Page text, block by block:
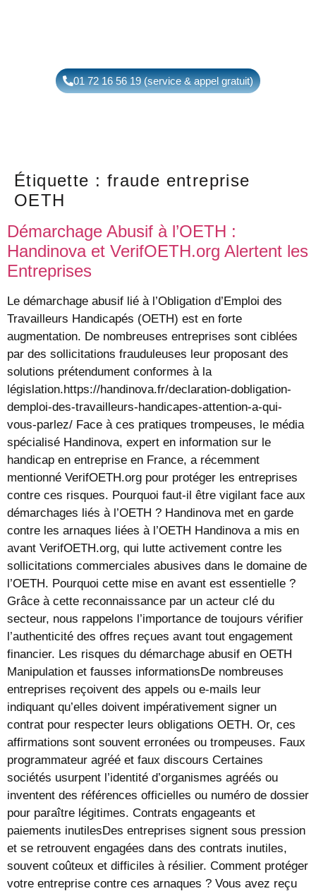
01 72 16 56 19 (service & appel gratuit)
Étiquette : fraude entreprise
OETH
Démarchage Abusif à l’OETH :
Handinova et VerifOETH.org Alertent les
Entreprises
Le démarchage abusif lié à l’Obligation d’Emploi des
Travailleurs Handicapés (OETH) est en forte
augmentation. De nombreuses entreprises sont ciblées
par des sollicitations frauduleuses leur proposant des
solutions prétendument conformes à la
législation.https://handinova.fr/declaration-dobligation-
demploi-des-travailleurs-handicapes-attention-a-qui-
vous-parlez/ Face à ces pratiques trompeuses, le média
spécialisé Handinova, expert en information sur le
handicap en entreprise en France, a récemment
mentionné VerifOETH.org pour protéger les entreprises
contre ces risques. Pourquoi faut-il être vigilant face aux
démarchages liés à l’OETH ? Handinova met en garde
contre les arnaques liées à l’OETH Handinova a mis en
avant VerifOETH.org, qui lutte activement contre les
sollicitations commerciales abusives dans le domaine de
l’OETH. Pourquoi cette mise en avant est essentielle ?
Grâce à cette reconnaissance par un acteur clé du
secteur, nous rappelons l’importance de toujours vérifier
l’authenticité des offres reçues avant tout engagement
financier. Les risques du démarchage abusif en OETH
Manipulation et fausses informationsDe nombreuses
entreprises reçoivent des appels ou e-mails leur
indiquant qu’elles doivent impérativement signer un
contrat pour respecter leurs obligations OETH. Or, ces
affirmations sont souvent erronées ou trompeuses. Faux
programmateur agréé et faux discours Certaines
sociétés usurpent l’identité d’organismes agréés ou
inventent des références officielles ou numéro de dossier
pour paraître légitimes. Contrats engageants et
paiements inutilesDes entreprises signent sous pression
et se retrouvent engagées dans des contrats inutiles,
souvent coûteux et difficiles à résilier. Comment protéger
votre entreprise contre ces arnaques ? Vous avez reçu